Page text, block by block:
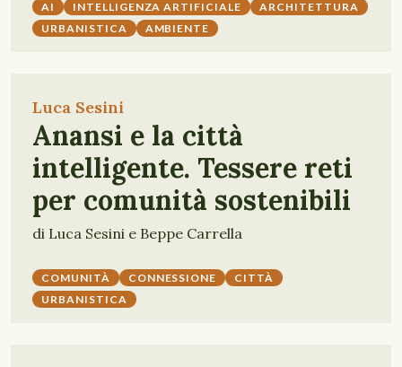
AI INTELLIGENZA ARTIFICIALE
ARCHITETTURA
URBANISTICA
AMBIENTE
Luca Sesini
Anansi e la città
intelligente. Tessere reti
per comunità sostenibili
di Luca Sesini e Beppe Carrella
COMUNITÀ CONNESSIONE
CITTÀ
URBANISTICA